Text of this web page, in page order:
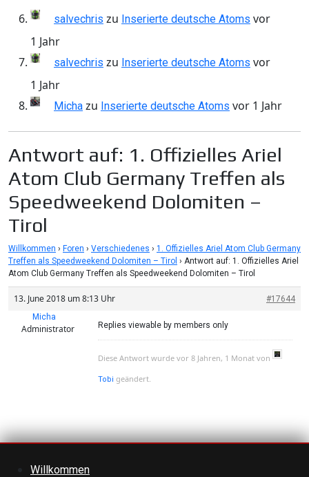
salvechris zu Inserierte deutsche Atoms vor
1 Jahr
salvechris zu Inserierte deutsche Atoms vor
1 Jahr
Micha zu Inserierte deutsche Atoms vor 1 Jahr
Antwort auf: 1. Offizielles Ariel
Atom Club Germany Treffen als
Speedweekend Dolomiten –
Tirol
Willkommen › Foren › Verschiedenes › 1. Offizielles Ariel Atom Club Germany
Treffen als Speedweekend Dolomiten – Tirol › Antwort auf: 1. Offizielles Ariel
Atom Club Germany Treffen als Speedweekend Dolomiten – Tirol
13. June 2018 um 8:13 Uhr
#17644
Micha
Administrator Replies viewable by members only
Diese Antwort wurde vor 8 Jahren, 1 Monat von
Tobi geändert.
Willkommen